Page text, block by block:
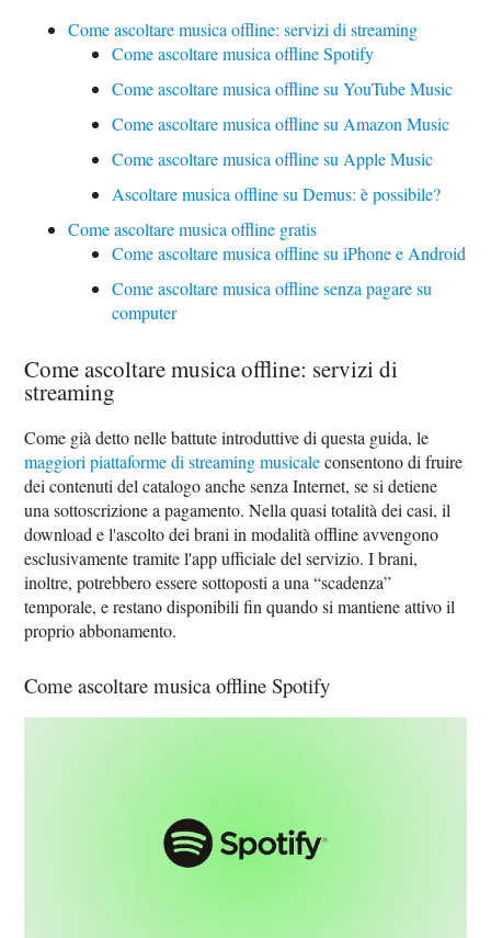
Come ascoltare musica offline: servizi di streaming
Come ascoltare musica offline Spotify
Come ascoltare musica offline su YouTube Music
Come ascoltare musica offline su Amazon Music
Come ascoltare musica offline su Apple Music
Ascoltare musica offline su Demus: è possibile?
Come ascoltare musica offline gratis
Come ascoltare musica offline su iPhone e Android
Come ascoltare musica offline senza pagare su
computer
Come ascoltare musica offline: servizi di
streaming
Come già detto nelle battute introduttive di questa guida, le
maggiori piattaforme di streaming musicaleconsentono di fruire
dei contenuti del catalogo anche senza Internet, se si detiene
una sottoscrizione a pagamento. Nella quasi totalità dei casi, il
download e l'ascolto dei brani in modalità offline avvengono
esclusivamente tramite l'app ufficiale del servizio. I brani,
inoltre, potrebbero essere sottoposti a una “scadenza”
temporale, e restano disponibili fin quando si mantiene attivo il
proprio abbonamento.
Come ascoltare musica offline Spotify